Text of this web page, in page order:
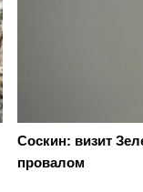
Соскин: визит
провалом